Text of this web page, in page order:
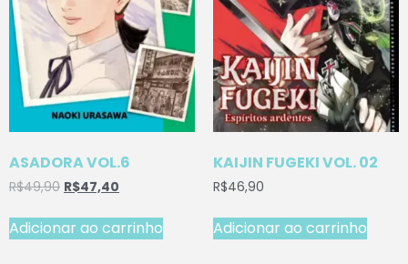
ASADORA VOL.6
R$49,90 R$47,40
Adicionar ao carrinho
KAIJIN FUGEKI VOL. 02
R$46,90
Adicionar ao carrinho